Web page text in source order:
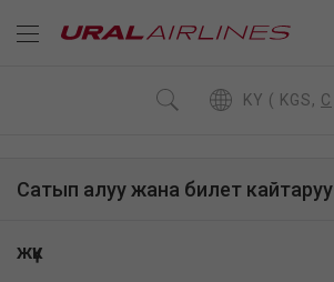
KY ( KGS, C
Сатып алуу жана билет кайтаруу
жүк